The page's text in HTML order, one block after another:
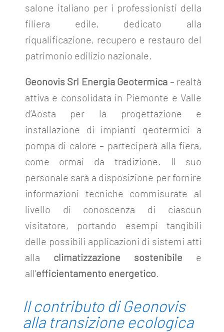
salone italiano per i professionisti della
filiera edile, dedicato alla
riqualificazione, recupero e restauro del
patrimonio edilizio nazionale.
Geonovis Srl Energia Geotermica – realtà
attiva e consolidata in Piemonte e Valle
d’Aosta per la progettazione e
installazione di impianti geotermici a
pompa di calore – parteciperà alla fiera,
come ormai da tradizione. Il suo
personale sarà a disposizione per fornire
informazioni tecniche commisurate al
livello di conoscenza di ciascun
visitatore, portando esempi tangibili
delle possibili applicazioni di sistemi atti
alla climatizzazione sostenibile e
all’efficientamento energetico.
Il contributo di Geonovis
alla transizione ecologica